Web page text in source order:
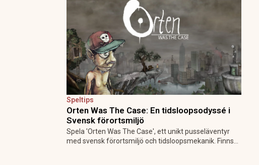
Orten Was The Case: En tidsloopsodyssé i
Svensk förortsmiljö
Speltips
Spela 'Orten Was The Case', ett unikt pusseläventyr
med svensk förortsmiljö och tidsloopsmekanik. Finns